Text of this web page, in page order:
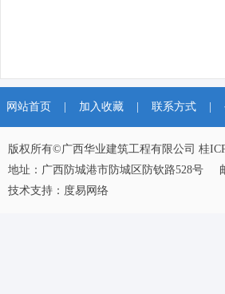
网站首页 加入收藏 联系方式
版权所有©广西华业建筑工程有限公司 桂
地址：广西防城港市防城区防钦路528号
技术支持： 度易网络